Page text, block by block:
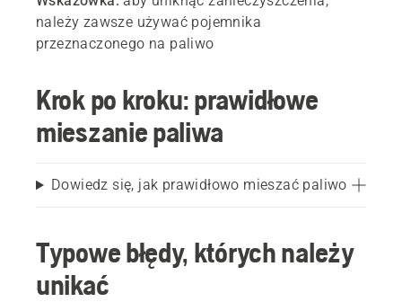
należy zawsze używać pojemnika
przeznaczonego na paliwo
Krok po kroku: prawidłowe
mieszanie paliwa
Dowiedz się, jak prawidłowo mieszać paliwo
Typowe błędy, których należy
unikać